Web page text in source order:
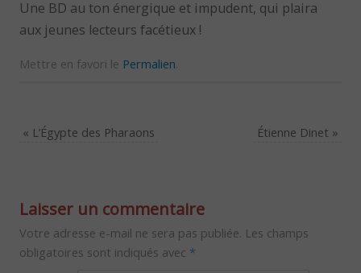
Une BD au ton énergique et impudent, qui plaira
aux jeunes lecteurs facétieux !
Mettre en favori le Permalien.
« L’Égypte des Pharaons Étienne Dinet »
Laisser un commentaire
Votre adresse e-mail ne sera pas publiée. Les champs
obligatoires sont indiqués avec *